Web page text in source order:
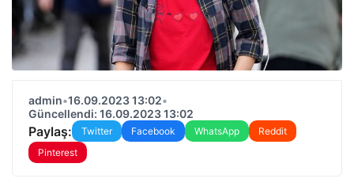
admin•16.09.2023 13:02•
Güncellendi: 16.09.2023 13:02
Paylaş: Twitter Facebook WhatsApp
Reddit
Pinterest